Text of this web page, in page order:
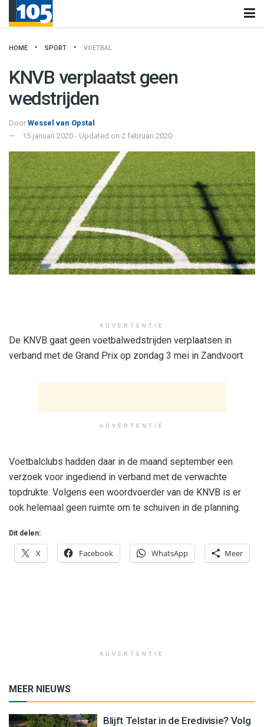
HOME SPORT VOETBAL
KNVB verplaatst geen
wedstrijden
Door Wessel van Opstal
15 januari 2020 - Updated on 2 februari 2020
ADVERTENTIE
De KNVB gaat geen voetbalwedstrijden verplaatsen in
verband met de Grand Prix op zondag 3 mei in Zandvoort.
ADVERTENTIE
Voetbalclubs hadden daar in de maand september een
verzoek voor ingediend in verband met de verwachte
topdrukte. Volgens een woordvoerder van de KNVB is er
ook helemaal geen ruimte om te schuiven in de planning.
Dit delen:
X Facebook WhatsApp Meer
ADVERTENTIE
MEER NIEUWS
Blijft Telstar in de Eredivisie? Volg